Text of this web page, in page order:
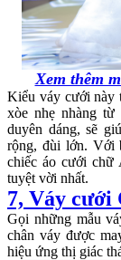
Xem thêm
Kiểu váy cưới này
xòe nhẹ nhàng từ
duyên dáng, sẽ
rộng, đùi lớn. Với
chiếc áo cưới chữ
tuyệt vời nhất.
7, Váy cưới
Gọi những mẫu
chân váy được
hiệu ứng thị giác